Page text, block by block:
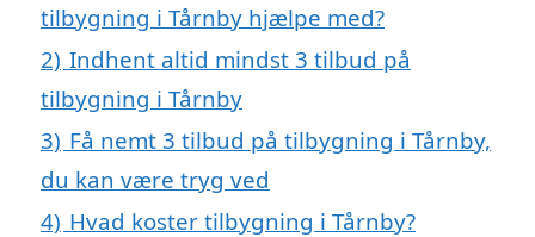
tilbygning i Tårnby hjælpe med?
2) Indhent altid mindst 3 tilbud på
tilbygning i Tårnby
3) Få nemt 3 tilbud på tilbygning i Tårnby,
du kan være tryg ved
4) Hvad koster tilbygning i Tårnby?